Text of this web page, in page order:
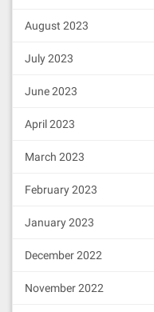
August 2023
July 2023
June 2023
April 2023
March 2023
February 2023
January 2023
December 2022
November 2022